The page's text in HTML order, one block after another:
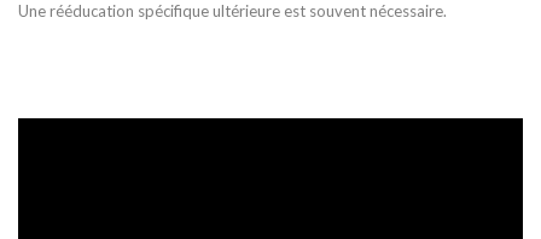
Une rééducation spécifique ultérieure est souvent nécessaire.